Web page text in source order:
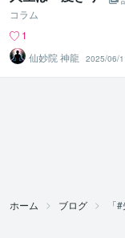
コラム
1
仙妙院 神龍
2025/06/
ホーム ブログ 「